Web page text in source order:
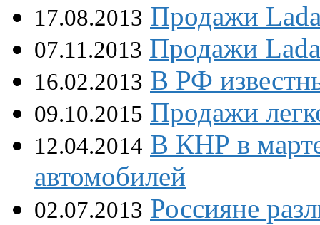
17.08.2013 Продажи Lada
07.11.2013 Продажи
16.02.2013 В РФ
09.10.2015 Продажи
12.04.2014 В КНР в
автомобилей
02.07.2013 Россияне